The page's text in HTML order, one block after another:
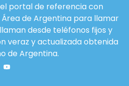
portal de referencia con
Área de Argentina para llamar
desde teléfonos fijos y
veraz y actualizada obtenida
de Argentina.